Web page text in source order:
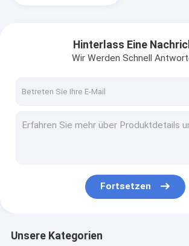
Hinterlass Eine
Wir Werden Schnell
Fortsetzen
Unsere Kategorien